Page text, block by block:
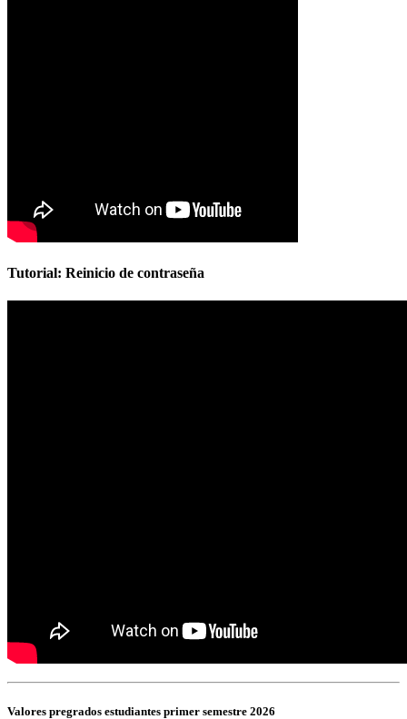
Tutorial: Reinicio de contraseña
Valores pregrados estudiantes primer semestre 2026